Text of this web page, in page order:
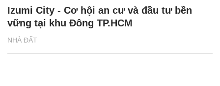
NHÀ ĐẤT
Izumi City - Cơ hội an cư và đầu tư bền
vững tại khu Đông TP.HCM